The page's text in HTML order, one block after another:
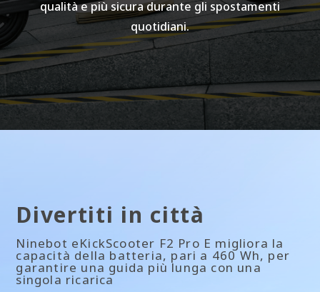
qualità e più sicura durante gli spostamenti
quotidiani.
Divertiti in città
Ninebot eKickScooter F2 Pro E migliora la
capacità della batteria, pari a 460 Wh, per
garantire una guida più lunga con una
singola ricarica
Tempo di ricarica
Circa 7 ore
Motore
Potenza
450 W